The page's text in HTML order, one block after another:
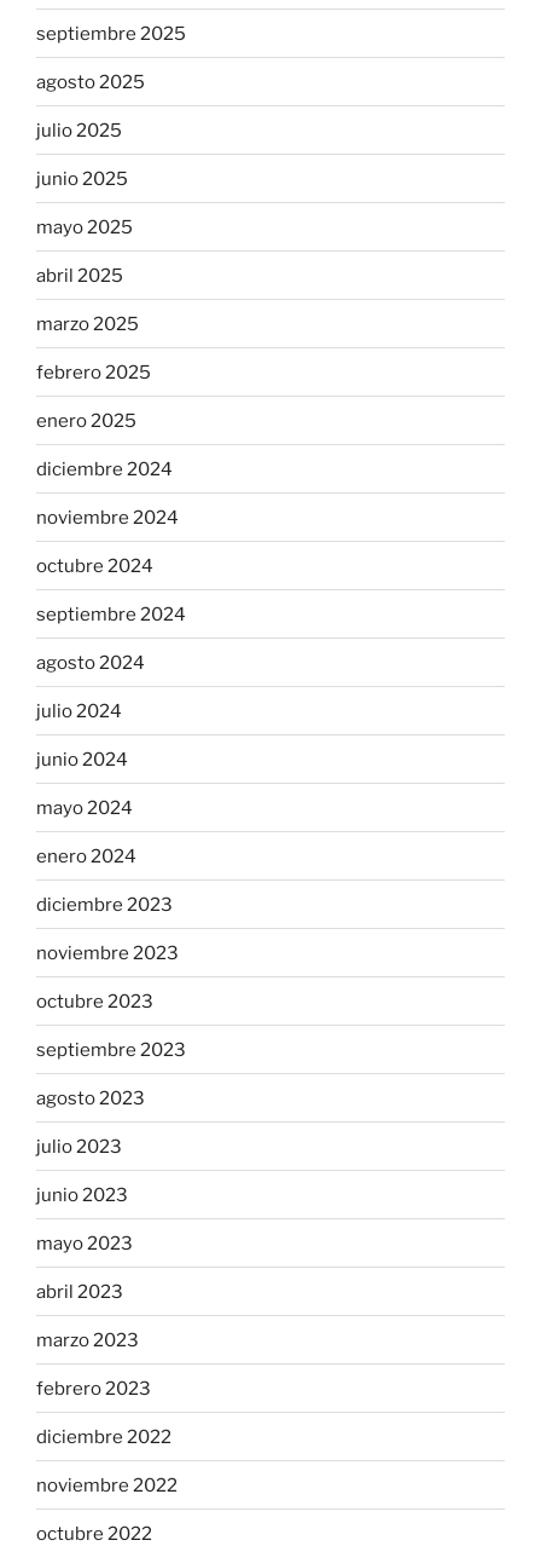
septiembre 2025
agosto 2025
julio 2025
junio 2025
mayo 2025
abril 2025
marzo 2025
febrero 2025
enero 2025
diciembre 2024
noviembre 2024
octubre 2024
septiembre 2024
agosto 2024
julio 2024
junio 2024
mayo 2024
enero 2024
diciembre 2023
noviembre 2023
octubre 2023
septiembre 2023
agosto 2023
julio 2023
junio 2023
mayo 2023
abril 2023
marzo 2023
febrero 2023
diciembre 2022
noviembre 2022
octubre 2022